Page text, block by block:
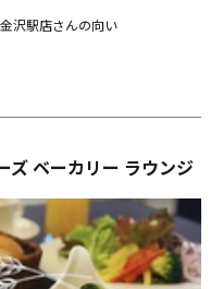
沢駅店さんの向い
ズ ベーカリー ラウンジ